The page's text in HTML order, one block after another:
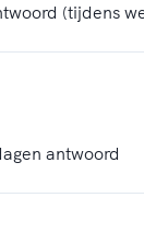
(tijdens
antwoord